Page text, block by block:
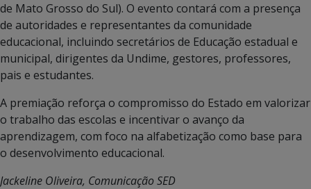
de Mato Grosso do Sul). O evento contará com a presença
de autoridades e representantes da comunidade
educacional, incluindo secretários de Educação estadual e
municipal, dirigentes da Undime, gestores, professores,
pais e estudantes.
A premiação reforça o compromisso do Estado em valorizar
o trabalho das escolas e incentivar o avanço da
aprendizagem, com foco na alfabetização como base para
o desenvolvimento educacional.
Jackeline Oliveira, Comunicação SED